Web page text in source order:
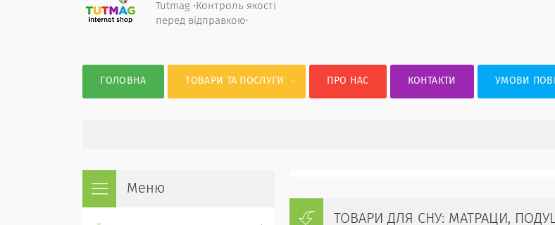
Tutmag •Контроль якості
перед відправкою•
ГОЛОВНА ТОВАРИ ТА ПОСЛУГИ ПРО НАС КОНТАКТИ УМОВИ
ТОВАРИ ДЛЯ СНУ: МАТРАЦИ,